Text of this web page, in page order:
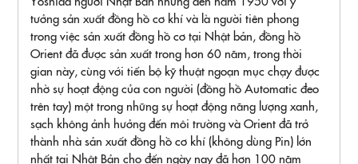
tưởng sản xuất đồng hồ cơ khí và là người tiên phong
trong việc sản xuất đồng hồ cơ tại Nhật bản, đồng hồ
Orient đã được sản xuất trong hơn 60 năm, trong thời
gian này, cùng với tiến bộ kỹ thuật ngoạn mục chạy được
nhờ sự hoạt động của con người (đồng hồ Automatic đeo
trên tay) một trong những sự hoạt động năng lượng xanh,
sạch không ảnh hưởng đến môi trường và Orient đã trở
thành nhà sản xuất đồng hồ cơ khí (không dùng Pin) lớn
nhất tại Nhật Bản cho đến ngày nay đã hơn 100 năm